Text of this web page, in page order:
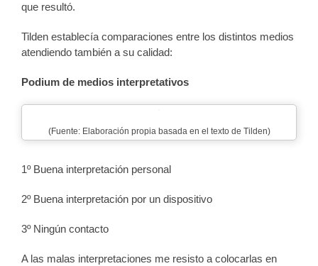
que resultó.
Tilden establecía comparaciones entre los distintos medios
atendiendo también a su calidad:
Podium de medios interpretativos
(Fuente: Elaboración propia basada en el texto de Tilden)
1º Buena interpretación personal
2º Buena interpretación por un dispositivo
3º Ningún contacto
A las malas interpretaciones me resisto a colocarlas en